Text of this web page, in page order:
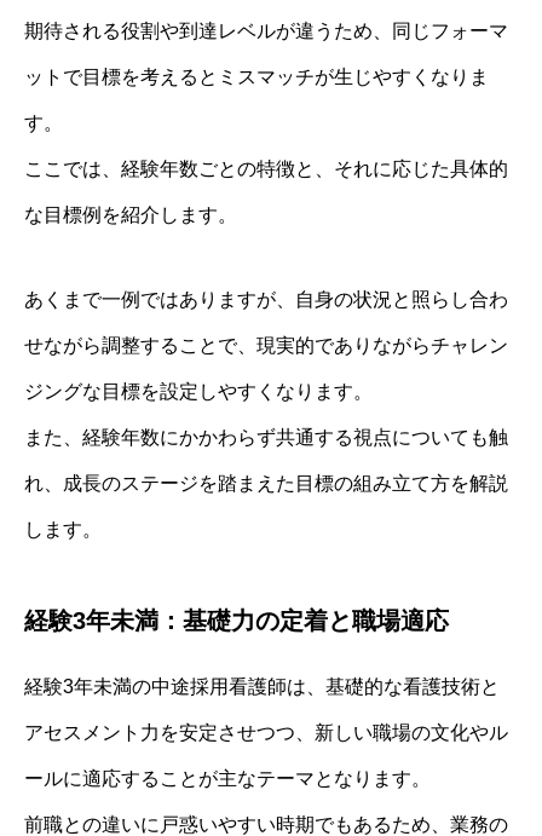
期待される役割や到達レベルが違うため、同じフォーマ
ットで目標を考えるとミスマッチが生じやすくなりま
す。
ここでは、経験年数ごとの特徴と、それに応じた具体的
な目標例を紹介します。
あくまで一例ではありますが、自身の状況と照らし合わ
せながら調整することで、現実的でありながらチャレン
ジングな目標を設定しやすくなります。
また、経験年数にかかわらず共通する視点についても触
れ、成長のステージを踏まえた目標の組み立て方を解説
します。
経験3年未満：基礎力の定着と職場適応
経験3年未満の中途採用看護師は、基礎的な看護技術と
アセスメント力を安定させつつ、新しい職場の文化やル
ールに適応することが主なテーマとなります。
前職との違いに戸惑いやすい時期でもあるため、業務の